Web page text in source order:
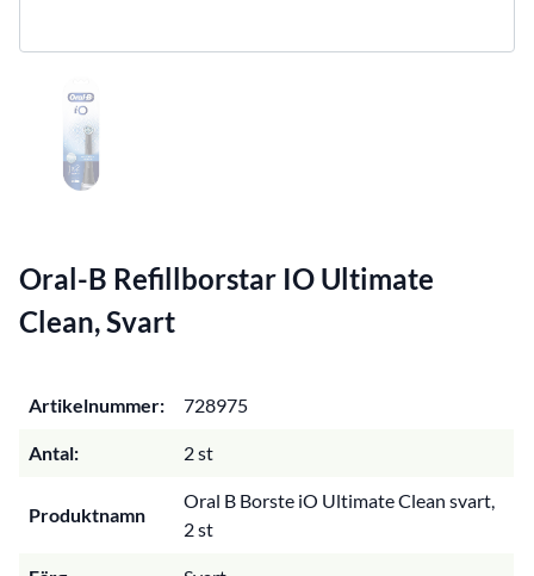
Oral-B Refillborstar IO Ultimate
Clean, Svart
Artikelnummer: 728975
Antal: 2 st
Produktnamn
Oral B Borste iO Ultimate Clean svart,
2 st